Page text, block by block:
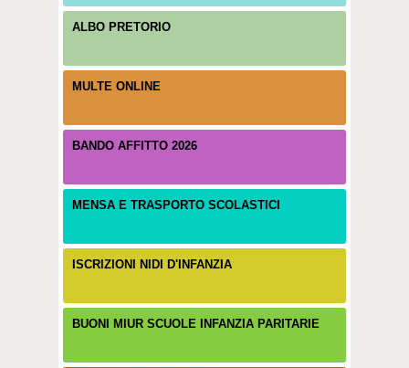
ALBO PRETORIO
MULTE ONLINE
BANDO AFFITTO 2026
MENSA E TRASPORTO SCOLASTICI
ISCRIZIONI NIDI D'INFANZIA
BUONI MIUR SCUOLE INFANZIA PARITARIE